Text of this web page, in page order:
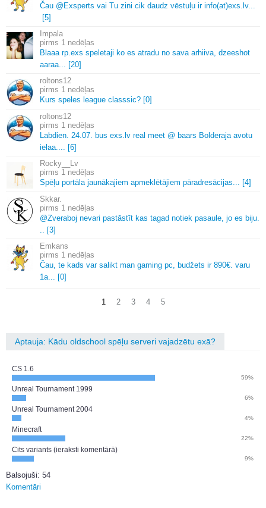
Čau @Exsperts vai Tu zini cik daudz vēstuļu ir info(at)exs. lv...
[5]
Impala
1 nedēļas
Blaaa rp.exs speletaji ko es atradu no sava arhiiva, dzeeshot
aaraa... [20]
roltons12
1 nedēļas
Kurs speles league classsic? [0]
roltons12
1 nedēļas
Labdien. 24.07. bus exs. lv real meet @ baars Bolderaja avotu
ielaa.... [6]
Rocky__Lv
1 nedēļas
Spēļu portāla jaunākajiem apmeklētājiem pāradresācijas... [4]
Skkar.
1 nedēļas
@Zveraboj nevari pastāstīt kas tagad notiek pasaule, jo es biju.
.. [3]
Emkans
1 nedēļas
Čau, te kads var salikt man gaming pc, budžets ir 890€. varu
1a... [0]
1 2 3 4 5
Aptauja: Kādu oldschool spēļu serveri vajadzētu exā?
CS 1.6
59%
Unreal Tournament 1999
6%
Unreal Tournament 2004
4%
Minecraft
22%
Cits variants (ieraksti komentārā)
9%
Balsojuši: 54
Komentāri